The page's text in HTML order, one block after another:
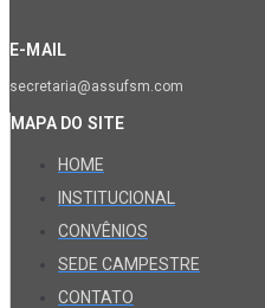
E-MAIL
secretaria@assufsm.com
MAPA DO SITE
HOME
INSTITUCIONAL
CONVÊNIOS
SEDE CAMPESTRE
CONTATO